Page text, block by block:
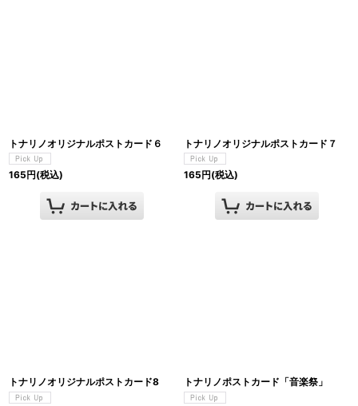
トナリノオリジナルポストカード６
165円(税込)
トナリノオリジナルポストカード７
165円(税込)
トナリノオリジナルポストカード8 トナリノポストカード「音楽祭」